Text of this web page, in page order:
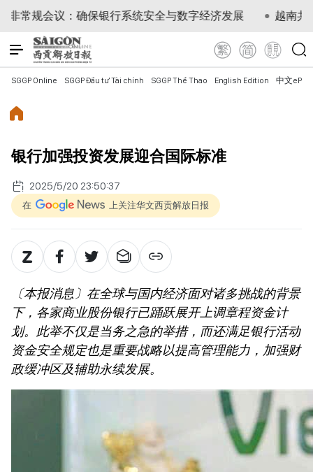
保银行系统安全与数字经济发展 越南共产党中央总书
SGGP Online SGGP Đầu tư Tài chính SGGP Thể Thao English Edition 中文
银行加强投资发展迎合国际标准
2025/5/20 23:50:37
在 上关注华文西贡解放日报
〔本报消息〕在全球与国内经济面对诸多挑战的背景
下，各家商业股份银行已踊跃展开上调章程资金计
划。此举不仅是当务之急的举措，而还满足银行活动
资金安全规定也是重要战略以提高管理能力，加强财
政缓冲区及辅助永续发展。